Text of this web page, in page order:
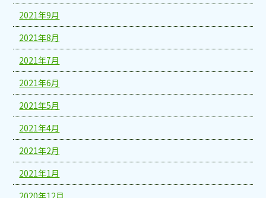
2021年9月
2021年8月
2021年7月
2021年6月
2021年5月
2021年4月
2021年2月
2021年1月
2020年12月